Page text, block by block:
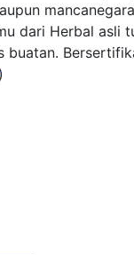
dari Herbal asli
buatan.
)